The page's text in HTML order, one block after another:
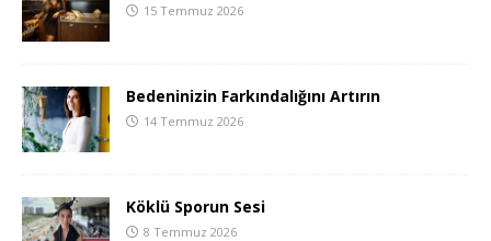
15 Temmuz 2026
Bedeninizin Farkındalığını Artırın
14 Temmuz 2026
Köklü Sporun Sesi
8 Temmuz 2026